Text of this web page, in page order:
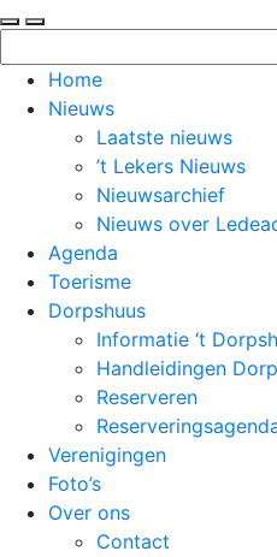
naar: Home
Nieuws
Laatste nieuws
’t Lekers Nieuws
Nieuwsarchief
Nieuws over
Agenda
Toerisme
Dorpshuus
Informatie ‘t
Handleidingen
Reserveren
Verenigingen
Foto’s
Over ons
Contact